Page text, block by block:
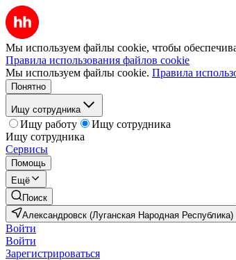
Мы используем файлы cookie, чтобы
Правила использования файлов cookie
Мы используем файлы cookie. Правила
Понятно
Ищу сотрудника
Ищу работу
Ищу сотрудника
Ищу сотрудника
Сервисы
Помощь
Ещё
Поиск
Александровск (Луганская Народная Республика)
Войти
Войти
Зарегистрироваться